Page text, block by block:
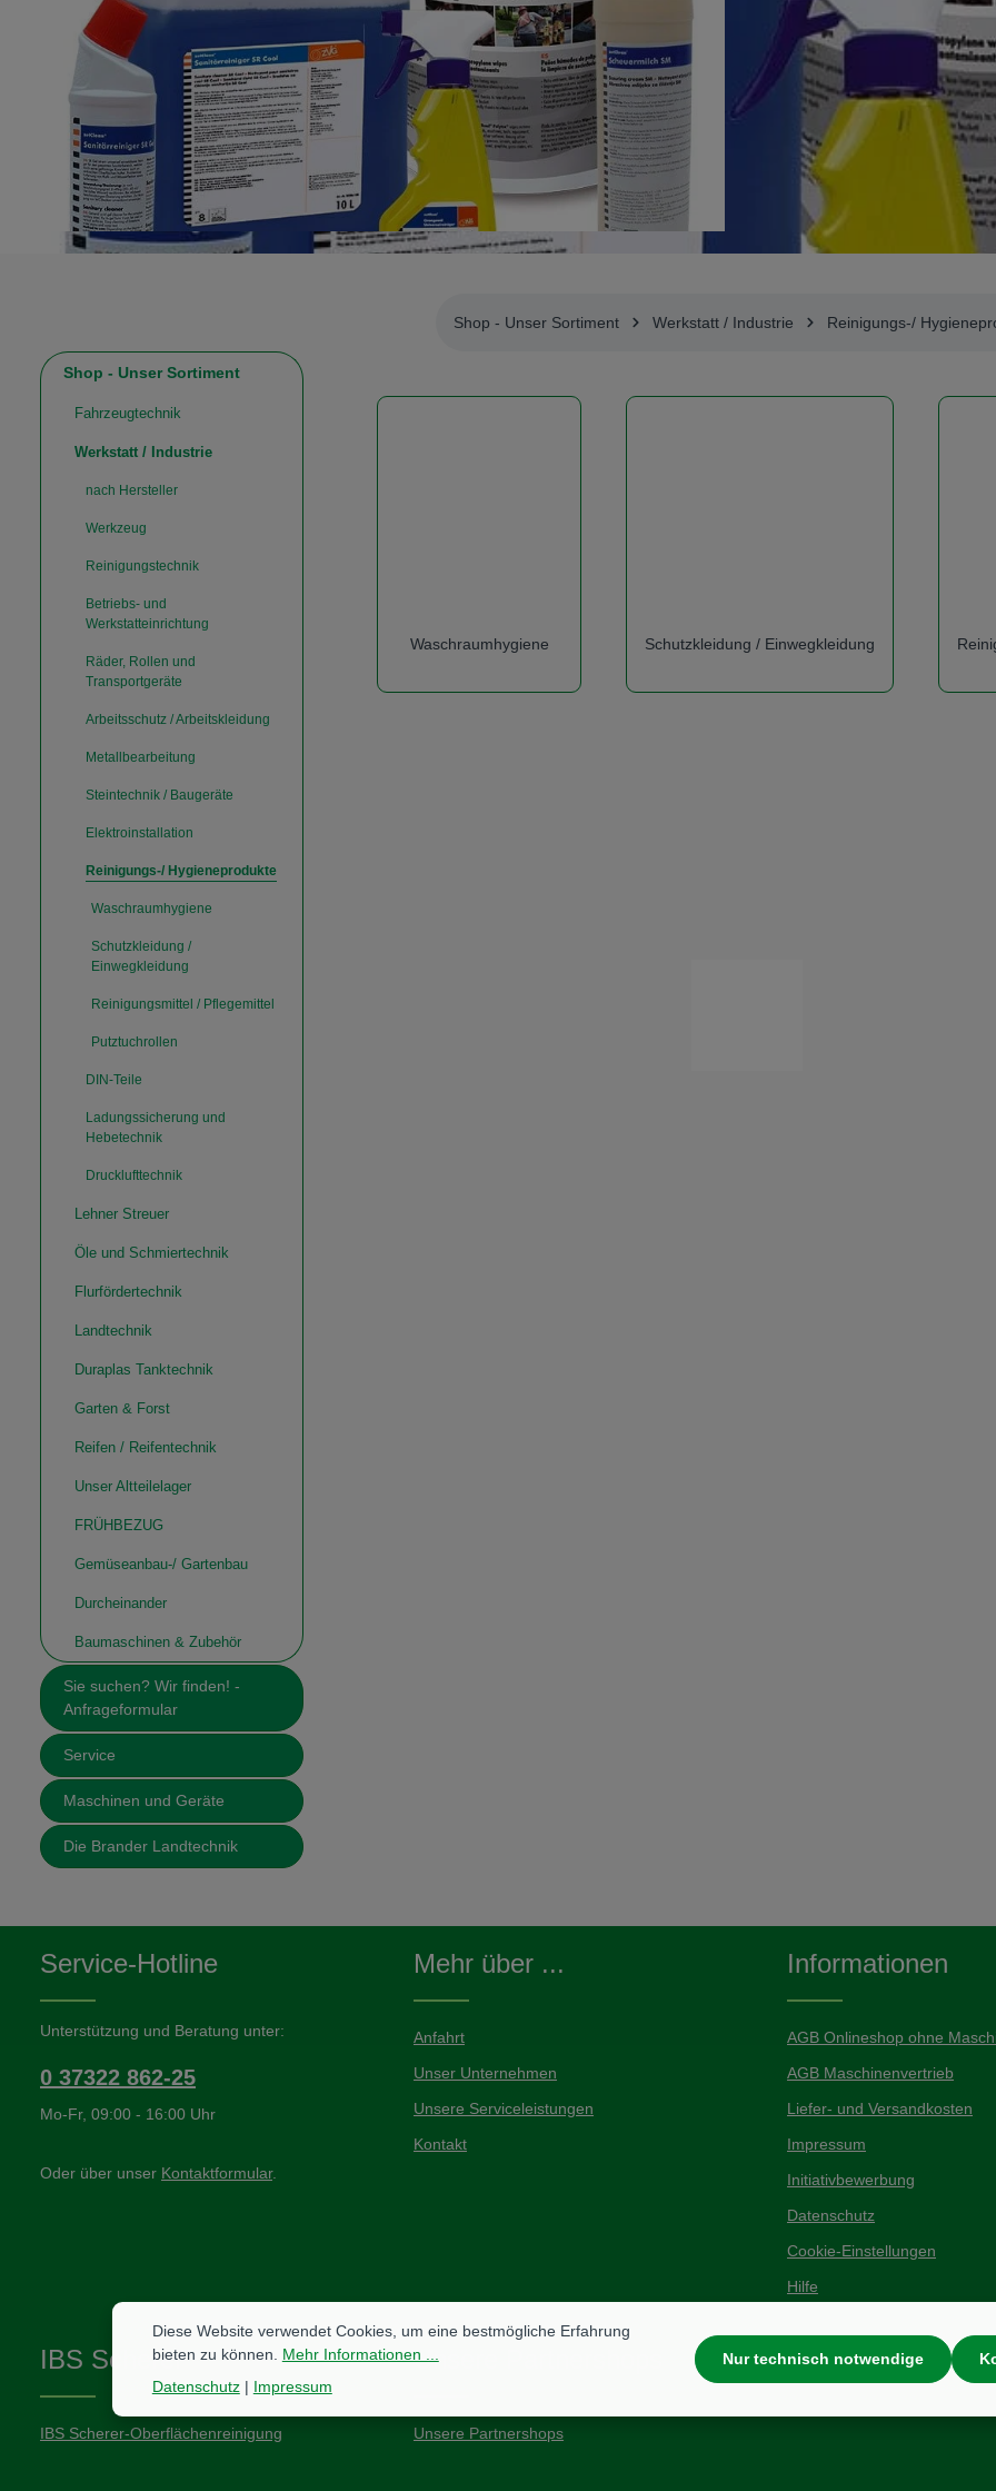
Shop - Unser Sortiment Werkstatt / Industrie Reinigungs-/
Shop - Unser Sortiment
Fahrzeugtechnik
Werkstatt / Industrie
nach Hersteller
Werkzeug
Reinigungstechnik
Betriebs- und
Werkstatteinrichtung
Räder, Rollen und
Transportgeräte
Arbeitsschutz / Arbeitskleidung
Metallbearbeitung
Steintechnik / Baugeräte
Elektroinstallation
Reinigungs-/ Hygieneprodukte
Waschraumhygiene
Schutzkleidung /
Einwegkleidung
Reinigungsmittel / Pflegemittel
Putztuchrollen
DIN-Teile
Ladungssicherung und
Hebetechnik
Drucklufttechnik
Lehner Streuer
Öle und Schmiertechnik
Flurfördertechnik
Landtechnik
Duraplas Tanktechnik
Garten & Forst
Reifen / Reifentechnik
Unser Altteilelager
FRÜHBEZUG
Gemüseanbau-/ Gartenbau
Durcheinander
Baumaschinen & Zubehör
Sie suchen? Wir finden! -
Anfrageformular
Service
Maschinen und Geräte
Die Brander Landtechnik
Waschraumhygiene Schutzkleidung / Einwegkleidung
Service-Hotline
Unterstützung und Beratung unter:
0 37322 862-25
Mo-Fr, 09:00 - 16:00 Uhr
Oder über unser Kontaktformular.
Mehr über ...
Anfahrt
Unser Unternehmen
Unsere Serviceleistungen
Kontakt
Informationen
AGB Onlineshop ohne
AGB Maschinenvertrieb
Liefer- und Versandkosten
Impressum
Initiativbewerbung
Datenschutz
Cookie-Einstellungen
Hilfe
IBS Scherer
IBS Scherer-Oberflächenreinigung
Unsere Partnershops
Unsere Partnershops
Diese Website verwendet Cookies, um eine bestmögliche Erfahrung
bieten zu können. Mehr Informationen ...
Datenschutz| Impressum
Nur technisch notwendige